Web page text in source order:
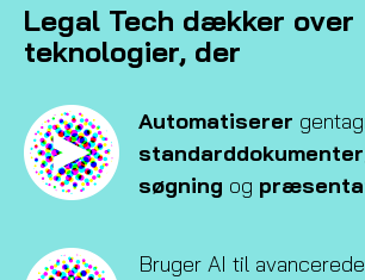
Legal Tech dækker over
teknologier, der
Automatiserer
standarddokumenter
søgning og
Bruger AI til